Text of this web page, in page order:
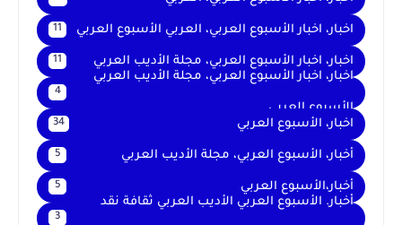
اخبار، اخبار الأسبوع العربي، العربي الأسبوع العربي 11
اخبار، اخبار الأسبوع العربي، مجلة الأديب العربي 11
اخبار، اخبار الأسبوع العربي، مجلة الأديب العربي
الأسبوع العربي
4
اخبار، الأسبوع العربي 34
أخبار، الأسبوع العربي، مجلة الأديب العربي 5
أخبار،الأسبوع العربي 5
أخبار. الأسبوع العربي الأديب العربي ثقافة نقد
3